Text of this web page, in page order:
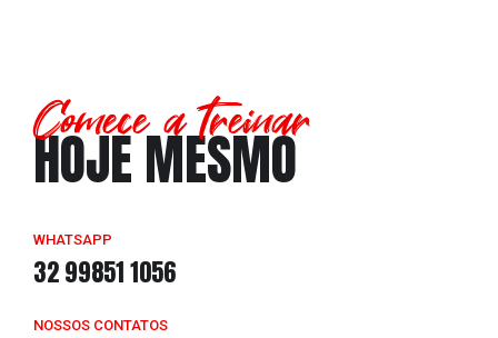
Comece a treinar
HOJE MESMO
WHATSAPP
32 99851 1056
NOSSOS CONTATOS